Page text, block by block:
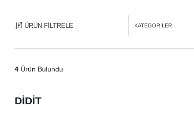
ÜRÜN FİLTRELE KATEGORİLER
4 Ürün Bulundu
DİDİT